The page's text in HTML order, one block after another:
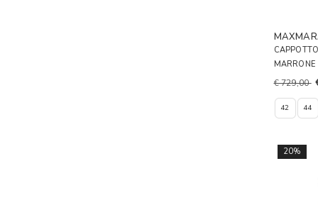
MARRONE
€ 729,00
42 44
20%